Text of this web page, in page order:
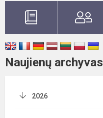
Naujienų archyvas
2026